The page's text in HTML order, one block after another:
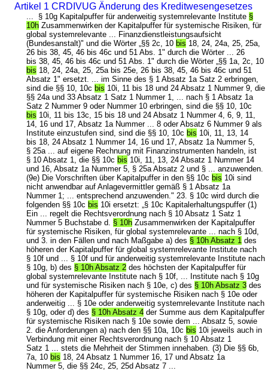
Artikel 1 CRDIVUG Änderung des Kreditwesengesetzes
... § 10g Kapitalpuffer für anderweitig systemrelevante Institute §
10h Zusammenwirken der Kapitalpuffer für systemische Risiken, für
global systemrelevante ... Finanzdienstleistungsaufsicht
(Bundesanstalt)" und die Wörter „§§ 2c, 10bis 18, 24, 24a, 25, 25a,
26 bis 38, 45, 46 bis 46c und 51 Abs. 1" durch die Wörter ... 26
bis 38, 45, 46 bis 46c und 51 Abs. 1" durch die Wörter „§§ 1a, 2c, 10
bis 18, 24, 24a, 25, 25a bis 25e, 26 bis 38, 45, 46 bis 46c und 51
Absatz 1" ersetzt. ... im Sinne des § 1 Absatz 1a Satz 2 erbringen,
sind die §§ 10, 10cbis 10i, 11 bis 18 und 24 Absatz 1 Nummer 9, die
§§ 24a und 33 Absatz 1 Satz 1 Nummer 1, ... nach § 1 Absatz 1a
Satz 2 Nummer 9 oder Nummer 10 erbringen, sind die §§ 10, 10c
bis 10i, 11 bis 13c, 15 bis 18 und 24 Absatz 1 Nummer 4, 6, 9, 11,
14, 16 und 17, Absatz 1a Nummer ... 8 oder Absatz 6 Nummer 9 als
Institute einzustufen sind, sind die §§ 10, 10cbis 10i, 11, 13, 14
bis 18, 24 Absatz 1 Nummer 14, 16 und 17, Absatz 1a Nummer 5,
§ 25a ... auf eigene Rechnung mit Finanzinstrumenten handeln, ist
§ 10 Absatz 1, die §§ 10cbis 10i, 11, 13, 24 Absatz 1 Nummer 14
und 16, Absatz 1a Nummer 5, § 25a Absatz 2 und § ... anzuwenden.
(9e) Die Vorschriften über Kapitalpuffer in den §§ 10cbis 10i sind
nicht anwendbar auf Anlagevermittler gemäß § 1 Absatz 1a
Nummer 1; ... entsprechend anzuwenden." 23. § 10c wird durch die
folgenden §§ 10cbis 10i ersetzt: „§ 10c Kapitalerhaltungspuffer (1)
Ein ... regelt die Rechtsverordnung nach § 10 Absatz 1 Satz 1
Nummer 5 Buchstabe d. § 10h Zusammenwirken der Kapitalpuffer
für systemische Risiken, für global systemrelevante ... nach § 10d,
und 3. in den Fällen und nach Maßgabe a) des § 10h Absatz 1 des
höheren der Kapitalpuffer für global systemrelevante Institute nach
§ 10f und ... § 10f und für anderweitig systemrelevante Institute nach
§ 10g, b) des § 10h Absatz 2 des höchsten der Kapitalpuffer für
global systemrelevante Institute nach § 10f, ... Institute nach § 10g
und für systemische Risiken nach § 10e, c) des § 10h Absatz 3 des
höheren der Kapitalpuffer für systemische Risiken nach § 10e oder
anderweitig ... § 10e oder anderweitig systemrelevante Institute nach
§ 10g, oder d) des § 10h Absatz 4 der Summe aus dem Kapitalpuffer
für systemische Risiken nach § 10e sowie dem ... Absatz 5, sowie
2. die Anforderungen a) nach den §§ 10a, 10cbis 10i jeweils auch in
Verbindung mit einer Rechtsverordnung nach § 10 Absatz 1
Satz 1 ... stets die Mehrheit der Stimmen innehaben. (3) Die §§ 6b,
7a, 10bis 18, 24 Absatz 1 Nummer 16, 17 und Absatz 1a
Nummer 5, die §§ 24c, 25, 25d Absatz 7 ...